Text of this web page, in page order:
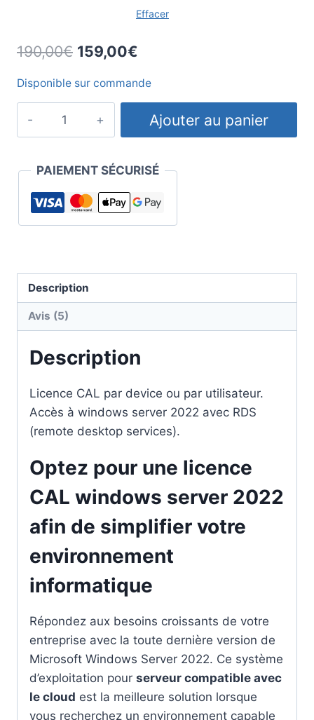
Effacer
190,00€ Le
initial
était :
159,00€
prix
actuel
est :
Disponible sur commande
CAL
Windows
Server
Ajouter au panier
PAIEMENT SÉCURISÉ
Description
Avis (5)
Description
Licence CAL par device ou par utilisateur.
Accès à windows server 2022 avec RDS
(remote desktop services).
Optez pour une licence
CAL windows server 2022
afin de simplifier votre
environnement
informatique
Répondez aux besoins croissants de votre
entreprise avec la toute dernière version de
Microsoft Windows Server 2022. Ce système
d’exploitation pour serveur compatible avec
le cloud est la meilleure solution lorsque
vous recherchez un environnement capable